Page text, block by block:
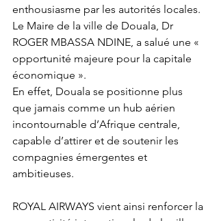
enthousiasme par les autorités locales.
Le Maire de la ville de Douala, Dr
ROGER MBASSA NDINE, a salué une «
opportunité majeure pour la capitale
économique ».
En effet, Douala se positionne plus
que jamais comme un hub aérien
incontournable d’Afrique centrale,
capable d’attirer et de soutenir les
compagnies émergentes et
ambitieuses.
ROYAL AIRWAYS vient ainsi renforcer la